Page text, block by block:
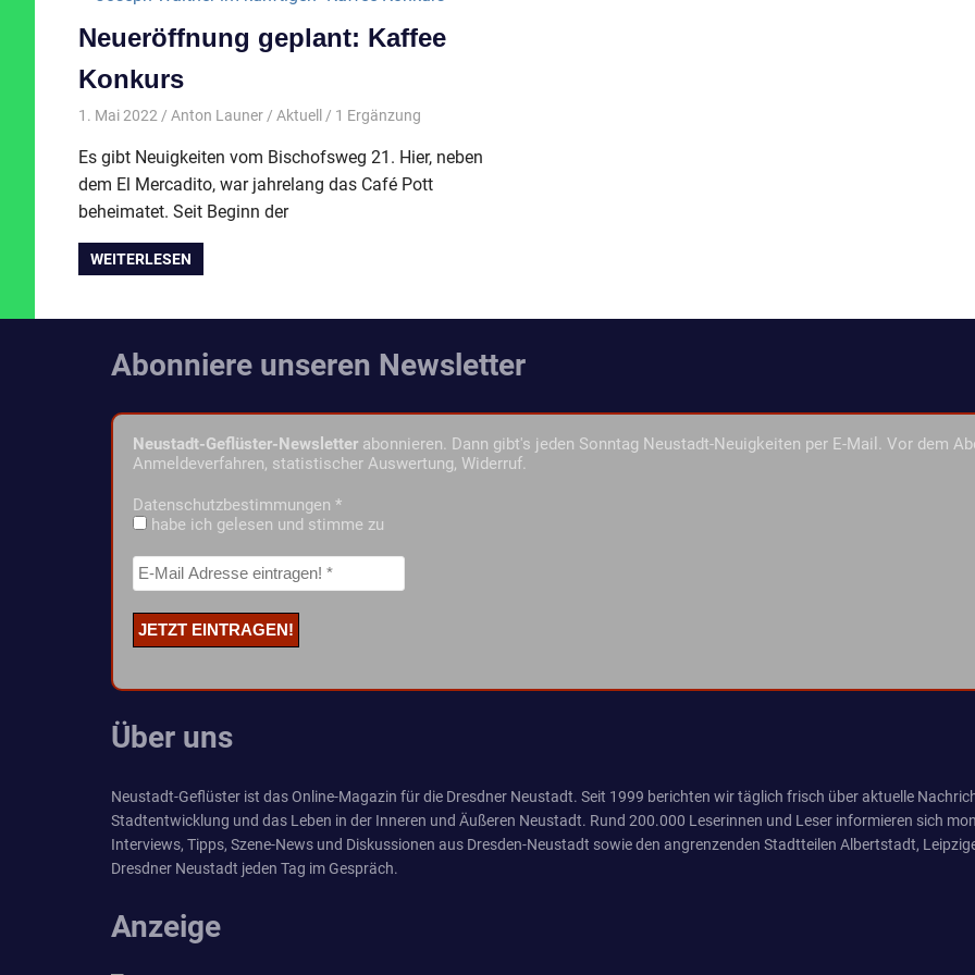
Neueröffnung geplant: Kaffee
Konkurs
1. Mai 2022 Anton Launer Aktuell / 1 Ergänzung
Es gibt Neuigkeiten vom Bischofsweg 21. Hier, neben
dem El Mercadito, war jahrelang das Café Pott
beheimatet. Seit Beginn der
WEITERLESEN
Abonniere unseren Newsletter
Neustadt-Geflüster-Newsletter abonnieren. Dann gibt's jeden Sonntag Neustadt-Neuigkeiten per E-Mail. Vor dem
Anmeldeverfahren, statistischer Auswertung, Widerruf.
Datenschutzbestimmungen *
habe ich gelesen und stimme zu
Über uns
Neustadt-Geflüster ist das Online-Magazin für die Dresdner Neustadt. Seit 1999 berichten wir täglich frisch über aktuelle
Stadtentwicklung und das Leben in der Inneren und Äußeren Neustadt. Rund 200.000 Leserinnen und Leser informieren sich
Interviews, Tipps, Szene-News und Diskussionen aus Dresden-Neustadt sowie den angrenzenden Stadtteilen Albertstadt,
Dresdner Neustadt jeden Tag im Gespräch.
Anzeige